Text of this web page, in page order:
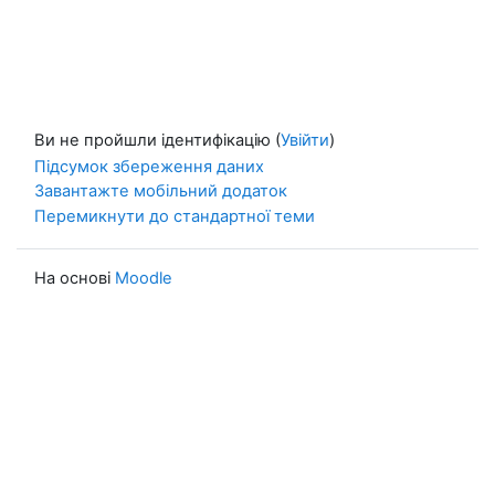
Ви не пройшли ідентифікацію (Увійти)
Підсумок збереження даних
Завантажте мобільний додаток
Перемикнути до стандартної теми
На основі Moodle